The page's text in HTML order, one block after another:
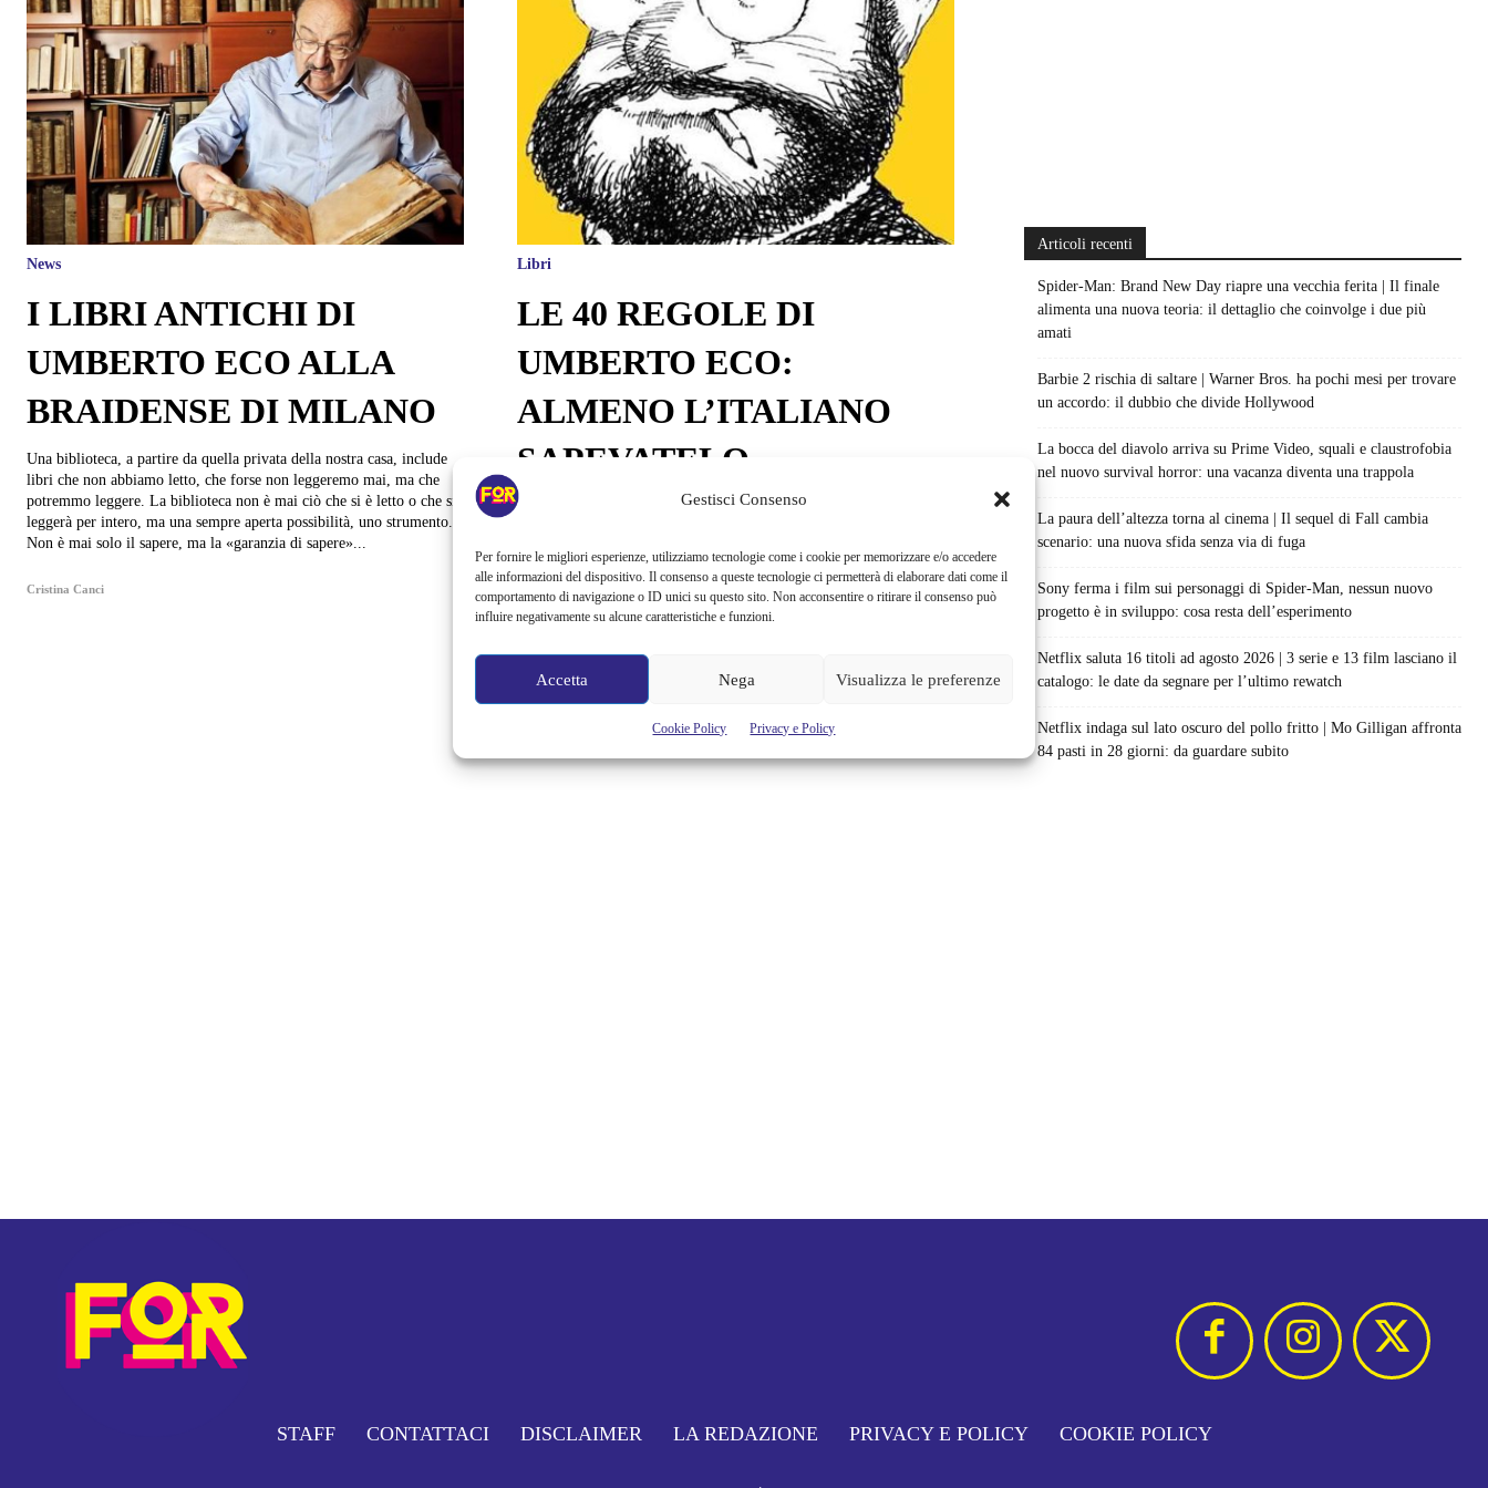
Gestisci Consenso
Per fornire le migliori esperienze, utilizziamo tecnologie come i cookie per memorizzare e/o accedere
alle informazioni del dispositivo. Il consenso a queste tecnologie ci permetterà di elaborare dati come il
comportamento di navigazione o ID unici su questo sito. Non acconsentire o ritirare il consenso può
influire negativamente su alcune caratteristiche e funzioni.
Accetta Nega Visualizza le preferenze
Cookie Policy Privacy e Policy
News
I LIBRI ANTICHI DI
UMBERTO ECO ALLA
BRAIDENSE DI MILANO
Una biblioteca, a partire da quella privata della nostra casa, include
libri che non abbiamo letto, che forse non leggeremo mai, ma che
potremmo leggere. La biblioteca non è mai ciò che si è letto o che si
leggerà per intero, ma una sempre aperta possibilità, uno strumento.
Non è mai solo il sapere, ma la «garanzia di sapere»...
Cristina Canci
Libri
LE 40 REGOLE DI
UMBERTO ECO:
ALMENO L’ITALIANO
SAPEVATELO
Si sa, Umberto Eco era un genio fuoriclasse che ci ha lasciato saggi e
regole per scrivere bene in italiano parte de La Bustina di Minerva.
Ogni regola contiene l’errore che invita ad evitare… Almeno
l'Italiano sapevatelo! 1. Evita le allitterazioni, anche se allettano gli
allocchi. 2. Non è che il...
Cristina Canci
Articoli recenti
Spider-Man: Brand New Day riapre una vecchia ferita | Il finale
alimenta una nuova teoria: il dettaglio che coinvolge i due più
amati
Barbie 2 rischia di saltare | Warner Bros. ha pochi mesi per trovare
un accordo: il dubbio che divide Hollywood
La bocca del diavolo arriva su Prime Video, squali e claustrofobia
nel nuovo survival horror: una vacanza diventa una trappola
La paura dell’altezza torna al cinema | Il sequel di Fall cambia
scenario: una nuova sfida senza via di fuga
Sony ferma i film sui personaggi di Spider-Man, nessun nuovo
progetto è in sviluppo: cosa resta dell’esperimento
Netflix saluta 16 titoli ad agosto 2026 | 3 serie e 13 film lasciano il
catalogo: le date da segnare per l’ultimo rewatch
Netflix indaga sul lato oscuro del pollo fritto | Mo Gilligan affronta
84 pasti in 28 giorni: da guardare subito
STAFF CONTATTACI DISCLAIMER LA REDAZIONE PRIVACY E POLICY COOKIE POLICY